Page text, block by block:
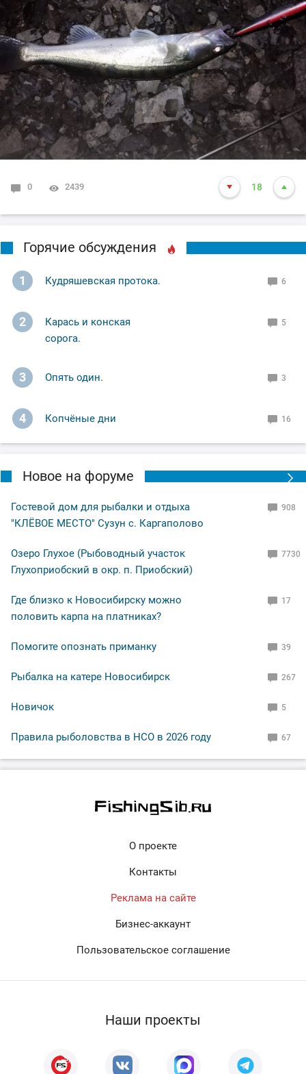
сворачиваться, время было 2-10 ночи,вот на нём я и
завершил (ночное рандеву)!
Ну а вам Друзья желаю НХНЧ и клёвых рыбалок!
С уважением Шнивовод!🤝
0 2439 18
Горячие обсуждения
1 Кудряшевская протока. 6
2
Карась и конская
сорога.
5
3 Опять один. 3
4 Копчёные дни 16
Новое на форуме
Гостевой дом для рыбалки и отдыха
"КЛЁВОЕ МЕСТО" Сузун с. Каргаполово
908
Озеро Глухое (Рыбоводный участок
Глухоприобский в окр. п. Приобский)
7730
Где близко к Новосибирску можно
половить карпа на платниках?
17
Помогите опознать приманку 39
Рыбалка на катере Новосибирск 267
Новичок 5
Правила рыболовства в НСО в 2026 году 67
О проекте
Контакты
Реклама на сайте
Бизнес-аккаунт
Пользовательское соглашение
Наши проекты